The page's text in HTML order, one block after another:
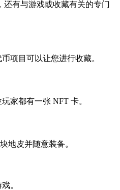
还有与游戏或收藏有关的专门
项目可以让您进行收藏。
家都有一张 NFT 卡。
地皮并随意装备。
。